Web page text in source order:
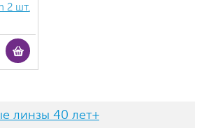
2 шт.
линзы 40 лет+